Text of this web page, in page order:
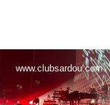
www.clubsardou.com